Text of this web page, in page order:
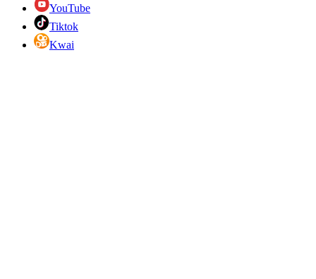
YouTube
Tiktok
Kwai